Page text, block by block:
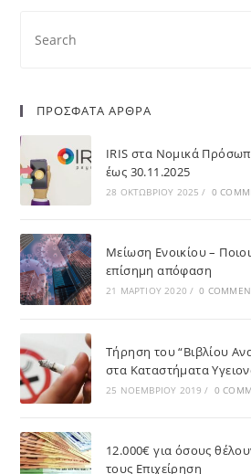
ΠΡΟΣΦΑΤΑ ΑΡΘΡΑ
IRIS στα Νομικά
έως 30.11.2025
28 ΟΚΤΩΒΡΊΟΥ 2025 / 0
Μείωση Ενοικίου –
επίσημη απόφαση
21 ΜΑΡΤΊΟΥ 2020 / 0
Τήρηση του “Βιβλίου
στα Καταστήματα
25 ΝΟΕΜΒΡΊΟΥ 2019 / 0
12.000€ για όσους
τους Επιχείρηση